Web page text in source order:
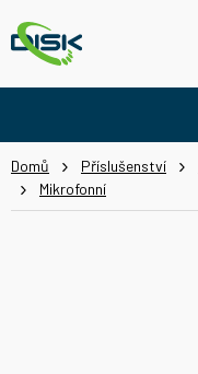
na
obsah
Domů Příslušenství
Mikrofonní